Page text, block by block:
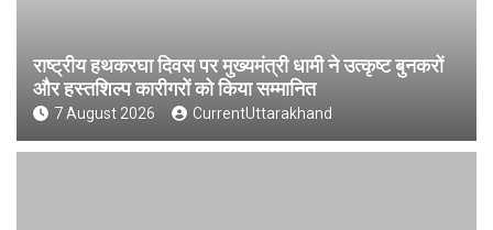
राष्ट्रीय हथकरघा दिवस पर मुख्यमंत्री धामी ने उत्कृष्ट बुनकरों
और हस्तशिल्प कारीगरों को किया सम्मानित
7 August 2026 CurrentUttarakhand